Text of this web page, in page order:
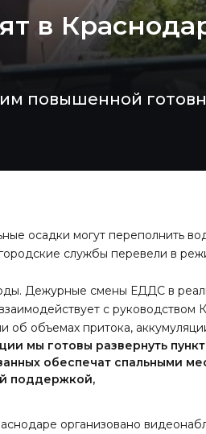
в
повышенной
осадки могут переполнить
службы перевели в
Дежурные смены ЕДДС в
с руководством
объемах притока,
мы готовы развернуть
обеспечат спальными
поддержкой,
организовано